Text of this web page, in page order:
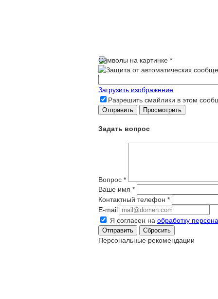
Символы на картинке*
Загрузить изображение
Разрешить смайлики в этом
Задать вопрос
Вопрос *
Ваше имя *
Контактный телефон *
E-mail
Я согласен на обработку
Сбросить
Персональные рекомендации